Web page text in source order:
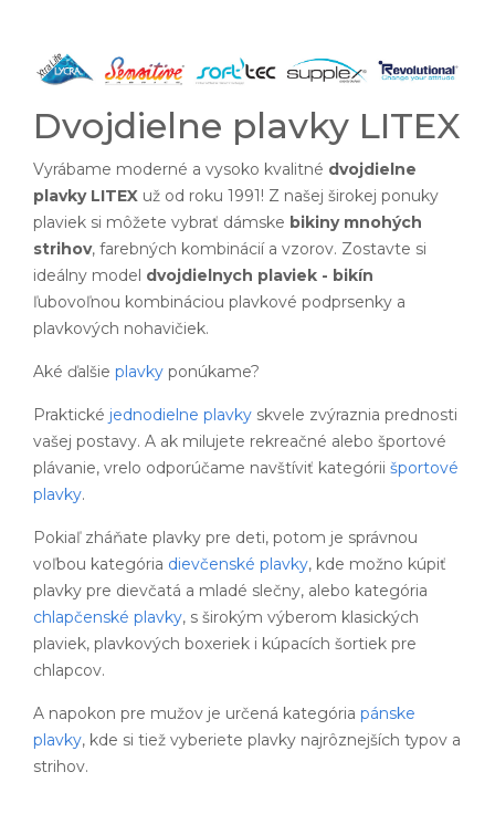
Dvojdielne plavky LITEX
Vyrábame moderné a vysoko kvalitné dvojdielne
plavky LITEX už od roku 1991! Z našej širokej ponuky
plaviek si môžete vybrať dámske bikiny mnohých
strihov, farebných kombinácií a vzorov. Zostavte si
ideálny model dvojdielnych plaviek - bikín
ľubovoľnou kombináciou plavkové podprsenky a
plavkových nohavičiek.
Aké ďalšie plavky ponúkame?
Praktické jednodielne plavky skvele zvýraznia prednosti
vašej postavy. A ak milujete rekreačné alebo športové
plávanie, vrelo odporúčame navštíviť kategórii športové
plavky.
Pokiaľ zháňate plavky pre deti, potom je správnou
voľbou kategória dievčenské plavky, kde možno kúpiť
plavky pre dievčatá a mladé slečny, alebo kategória
chlapčenské plavky, s širokým výberom klasických
plaviek, plavkových boxeriek i kúpacích šortiek pre
chlapcov.
A napokon pre mužov je určená kategória pánske
plavky, kde si tiež vyberiete plavky najrôznejších typov a
strihov.